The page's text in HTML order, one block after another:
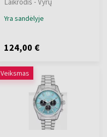
Yra sandėlyje
124,00 €
Veiksmas